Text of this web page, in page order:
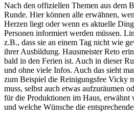
Nach den offiziellen Themen aus dem
Runde. Hier können alle erwähnen,
Herzen liegt oder wenn es aktuelle
Personen informiert werden müssen.
z.B., dass sie an einem Tag nicht wie
ihrer Ausbildung. Hausmeister Reto
bald in den Ferien ist. Auch in dieser
und ohne viele Infos. Auch das sieht
zum Beispiel die Reinigungsfee Vicky
muss, selbst auch etwas aufzuräumen
für die Produktionen im Haus, erwähnt
und welche Wünsche die